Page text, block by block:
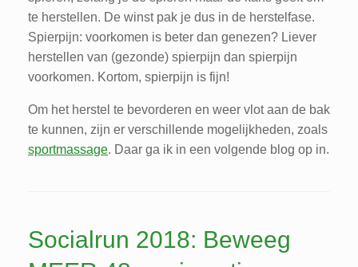
te herstellen. De winst pak je dus in de herstelfase.
Spierpijn: voorkomen is beter dan genezen? Liever
herstellen van (gezonde) spierpijn dan spierpijn
voorkomen. Kortom, spierpijn is fijn!
Om het herstel te bevorderen en weer vlot aan de bak
te kunnen, zijn er verschillende mogelijkheden, zoals
sportmassage. Daar ga ik in een volgende blog op in.
Socialrun 2018: Beweeg